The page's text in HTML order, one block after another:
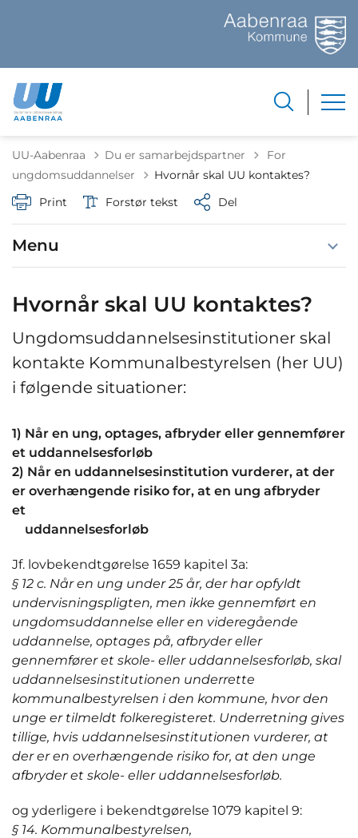
UU-Aabenraa Du er samarbejdspartner Tilbage til
For
ungdomsuddannelser
Hvornår skal UU kontaktes?
Print
Forstør tekst Del
Menu
Hvornår skal UU kontaktes?
Ungdomsuddannelsesinstitutioner skal
kontakte Kommunalbestyrelsen (her UU)
i følgende situationer:
1) Når en ung, optages, afbryder eller gennemfører
et uddannelsesforløb
2) Når en uddannelsesinstitution vurderer, at der
er overhængende risiko for, at en ung afbryder
et
uddannelsesforløb
Jf. lovbekendtgørelse 1659 kapitel 3a:
§ 12 c. Når en ung under 25 år, der har opfyldt
undervisningspligten, men ikke gennemført en
ungdomsuddannelse eller en videregående
uddannelse, optages på, afbryder eller
gennemfører et skole- eller uddannelsesforløb, skal
uddannelsesinstitutionen underrette
kommunalbestyrelsen i den kommune, hvor den
unge er tilmeldt folkeregisteret. Underretning gives
tillige, hvis uddannelsesinstitutionen vurderer, at
der er en overhængende risiko for, at den unge
afbryder et skole- eller uddannelsesforløb.
og yderligere i bekendtgørelse 1079 kapitel 9:
§ 14. Kommunalbestyrelsen,